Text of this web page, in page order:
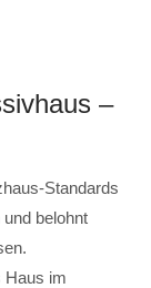
–
Standards
belohnt
Haus im